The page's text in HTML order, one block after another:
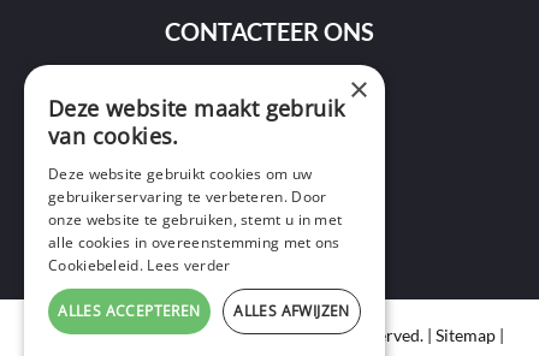
CONTACTEER ONS
9400 Ninove
+32 495 69 32 72
Copyright © 2020 Ninof Media. All Rights Reserved. | Sitemap|
×
Deze website maakt gebruik
van cookies.
Deze website gebruikt cookies om uw
gebruikerservaring te verbeteren. Door
onze website te gebruiken, stemt u in met
alle cookies in overeenstemming met ons
Cookiebeleid. Lees verder
ALLES ACCEPTEREN ALLES AFWIJZEN